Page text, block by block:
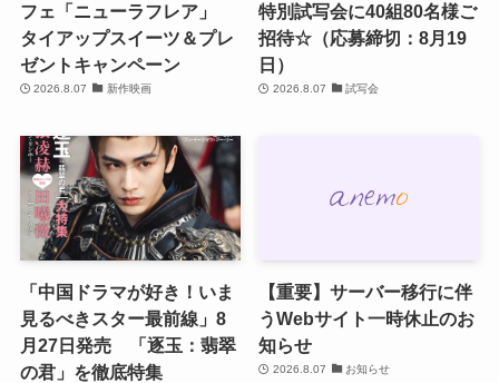
フェ「ニューラフレア」
タイアップスイーツ＆プレ
ゼントキャンペーン
2026.8.07 新作映画
特別試写会に40組80名様ご
招待☆（応募締切：8月19
日）
2026.8.07 試写会
「中国ドラマが好き！いま
見るべきスター最前線」8
月27日発売 「逐玉：翡翠
の君」を徹底特集
【重要】サーバー移行に伴
うWebサイト一時休止のお
知らせ
2026.8.07 お知らせ